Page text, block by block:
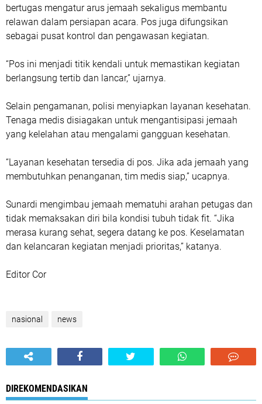
bertugas mengatur arus jemaah sekaligus membantu
relawan dalam persiapan acara. Pos juga difungsikan
sebagai pusat kontrol dan pengawasan kegiatan.
“Pos ini menjadi titik kendali untuk memastikan kegiatan
berlangsung tertib dan lancar,” ujarnya.
Selain pengamanan, polisi menyiapkan layanan kesehatan.
Tenaga medis disiagakan untuk mengantisipasi jemaah
yang kelelahan atau mengalami gangguan kesehatan.
“Layanan kesehatan tersedia di pos. Jika ada jemaah yang
membutuhkan penanganan, tim medis siap,” ucapnya.
Sunardi mengimbau jemaah mematuhi arahan petugas dan
tidak memaksakan diri bila kondisi tubuh tidak fit. “Jika
merasa kurang sehat, segera datang ke pos. Keselamatan
dan kelancaran kegiatan menjadi prioritas,” katanya.
Editor Cor
nasional news
DIREKOMENDASIKAN